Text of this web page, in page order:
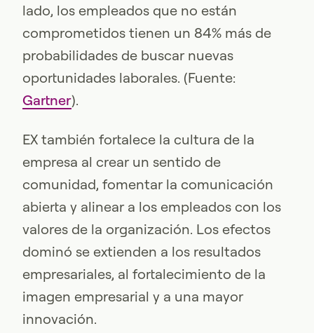
lado, los empleados que no están
comprometidos tienen un 84% más de
probabilidades de buscar nuevas
oportunidades laborales. (Fuente:
Gartner).
EX también fortalece la cultura de la
empresa al crear un sentido de
comunidad, fomentar la comunicación
abierta y alinear a los empleados con los
valores de la organización. Los efectos
dominó se extienden a los resultados
empresariales, al fortalecimiento de la
imagen empresarial y a una mayor
innovación.